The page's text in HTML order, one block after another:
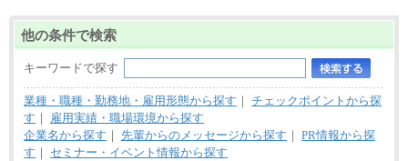
他の条件で検索
キーワードで探す
業種・職種・勤務地・雇用形態から探す ｜ チェックポイントから探
す ｜
雇用実績・職場環境から探す
企業名から探す ｜ 先輩からのメッセージから探す ｜ PR情報から探
す ｜ セミナー・イベント情報から探す